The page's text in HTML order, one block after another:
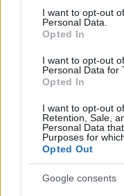
consent section.
I want to opt-out
Personal Data.
Opted In
I want to opt-out
Personal Data for
Opted In
I want to opt-out
Retention, Sale,
Personal Data
Purposes for
Opted Out
Google consents